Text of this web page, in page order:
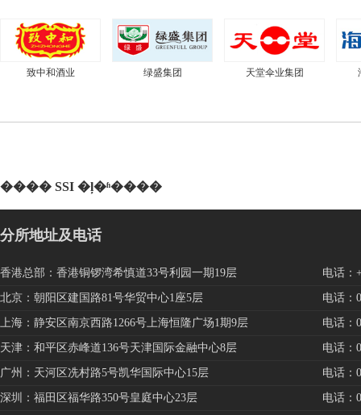
致中和酒业 绿盛集团 天堂伞业集团
���� SSI �ļ�ʱ����
分所地址及电话
香港总部：香港铜锣湾希慎道33号利园一期19层 电话：
北京：朝阳区建国路81号华贸中心1座5层 电话：
上海：静安区南京西路1266号上海恒隆广场1期9层 电话：
天津：和平区赤峰道136号天津国际金融中心8层 电话：
广州：天河区冼村路5号凯华国际中心15层 电话：
深圳：福田区福华路350号皇庭中心23层 电话：